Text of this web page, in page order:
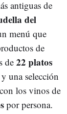
antiguas de
del
menú que
de
de 22 platos
una selección
los vinos de
por persona.